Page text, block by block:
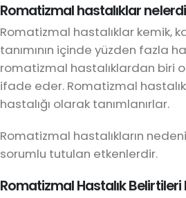
Romatizmal hastalıklar
Romatizmal hastalıklar kemik,
tanımının içinde yüzden fazla
romatizmal hastalıklardan biri
ifade eder. Romatizmal
hastalığı olarak tanımlanırlar.
Romatizmal hastalıkların
sorumlu tutulan etkenlerdir.
Romatizmal Hastalık Belirtileri